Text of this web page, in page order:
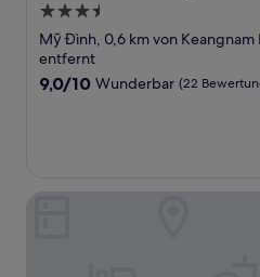
3.5-
Sterne-
Unterkunft
Mỹ Đình, 0,6 km von Keangnam
entfernt
9.0
9,0/10 Wunderbar (22